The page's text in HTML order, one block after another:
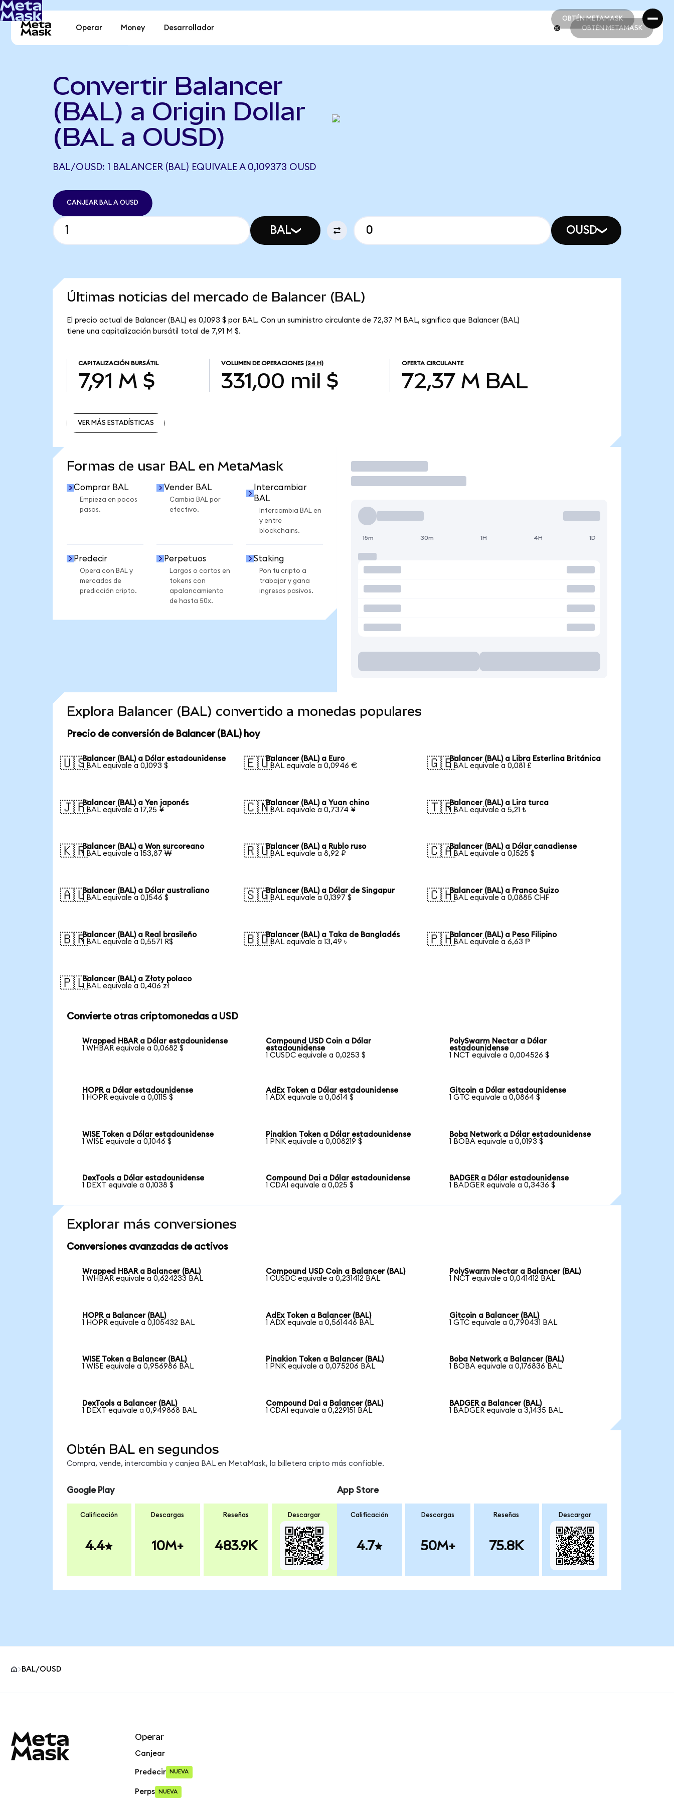
OBTÉN METAMASK
OBTÉN METAMASK
Operar Money Desarrollador OBTÉN METAMASK
Convertir Balancer
(BAL) a Origin Dollar
(BAL a OUSD)
BAL/OUSD: 1 BALANCER (BAL) EQUIVALE A 0,109373 OUSD
CANJEAR BAL A OUSD
BAL OUSD
Últimas noticias del mercado de Balancer (BAL)
El precio actual de Balancer (BAL) es 0,1093 $ por BAL. Con un suministro circulante de 72,37 M BAL, significa que Balancer (BAL)
tiene una capitalización bursátil total de 7,91 M $.
CAPITALIZACIÓN BURSÁTIL
7,91 M $
VOLUMEN DE OPERACIONES (24 H)
331,00 mil $
OFERTA CIRCULANTE
72,37 M BAL
VER MÁS ESTADÍSTICAS
Formas de usar BAL en MetaMask
Comprar BAL
Empieza en pocos
pasos.
Vender BAL
Cambia BAL por
efectivo.
Intercambiar
BAL
Intercambia BAL en
y entre
blockchains.
Predecir
Opera con BAL y
mercados de
predicción cripto.
Perpetuos
Largos o cortos en
tokens con
apalancamiento
de hasta 50x.
Staking
Pon tu cripto a
trabajar y gana
ingresos pasivos.
Operar
15m 30m 1H 4H 1D
Explora Balancer (BAL) convertido a monedas populares
Precio de conversión de Balancer (BAL) hoy
🇺🇸Balancer (BAL) a Dólar estadounidense
1 BAL equivale a 0,1093 $
🇪🇺Balancer (BAL) a Euro
1 BAL equivale a 0,0946 €
🇬🇧Balancer (BAL) a Libra Esterlina Británica
1 BAL equivale a 0,081 £
🇯🇵Balancer (BAL) a Yen japonés
1 BAL equivale a 17,25 ¥
🇨🇳Balancer (BAL) a Yuan chino
1 BAL equivale a 0,7374 ¥
🇹🇷Balancer (BAL) a Lira turca
1 BAL equivale a 5,21 ₺
🇰🇷Balancer (BAL) a Won surcoreano
1 BAL equivale a 153,87 ₩
🇷🇺Balancer (BAL) a Rublo ruso
1 BAL equivale a 8,92 ₽
🇨🇦Balancer (BAL) a Dólar canadiense
1 BAL equivale a 0,1525 $
🇦🇺Balancer (BAL) a Dólar australiano
1 BAL equivale a 0,1546 $
🇸🇬Balancer (BAL) a Dólar de Singapur
1 BAL equivale a 0,1397 $
🇨🇭Balancer (BAL) a Franco Suizo
1 BAL equivale a 0,0885 CHF
🇧🇷Balancer (BAL) a Real brasileño
1 BAL equivale a 0,5571 R$
🇧🇩Balancer (BAL) a Taka de Bangladés
1 BAL equivale a 13,49 ৳
🇵🇭Balancer (BAL) a Peso Filipino
1 BAL equivale a 6,63 ₱
🇵🇱Balancer (BAL) a Złoty polaco
1 BAL equivale a 0,406 zł
Convierte otras criptomonedas a USD
Wrapped HBAR a Dólar estadounidense
1 WHBAR equivale a 0,0682 $
Compound USD Coin a Dólar
estadounidense
1 CUSDC equivale a 0,0253 $
PolySwarm Nectar a Dólar
estadounidense
1 NCT equivale a 0,004526 $
HOPR a Dólar estadounidense
1 HOPR equivale a 0,0115 $
AdEx Token a Dólar estadounidense
1 ADX equivale a 0,0614 $
Gitcoin a Dólar estadounidense
1 GTC equivale a 0,0864 $
WISE Token a Dólar estadounidense
1 WISE equivale a 0,1046 $
Pinakion Token a Dólar estadounidense
1 PNK equivale a 0,008219 $
Boba Network a Dólar estadounidense
1 BOBA equivale a 0,0193 $
DexTools a Dólar estadounidense
1 DEXT equivale a 0,1038 $
Compound Dai a Dólar estadounidense
1 CDAI equivale a 0,025 $
BADGER a Dólar estadounidense
1 BADGER equivale a 0,3436 $
Explorar más conversiones
Conversiones avanzadas de activos
Wrapped HBAR a Balancer (BAL)
1 WHBAR equivale a 0,624233 BAL
Compound USD Coin a Balancer (BAL)
1 CUSDC equivale a 0,231412 BAL
PolySwarm Nectar a Balancer (BAL)
1 NCT equivale a 0,041412 BAL
HOPR a Balancer (BAL)
1 HOPR equivale a 0,105432 BAL
AdEx Token a Balancer (BAL)
1 ADX equivale a 0,561446 BAL
Gitcoin a Balancer (BAL)
1 GTC equivale a 0,790431 BAL
WISE Token a Balancer (BAL)
1 WISE equivale a 0,956986 BAL
Pinakion Token a Balancer (BAL)
1 PNK equivale a 0,075206 BAL
Boba Network a Balancer (BAL)
1 BOBA equivale a 0,176836 BAL
DexTools a Balancer (BAL)
1 DEXT equivale a 0,949868 BAL
Compound Dai a Balancer (BAL)
1 CDAI equivale a 0,229151 BAL
BADGER a Balancer (BAL)
1 BADGER equivale a 3,1435 BAL
Obtén BAL en segundos
Compra, vende, intercambia y canjea BAL en MetaMask, la billetera cripto más confiable.
Google Play
Calificación
4.4
Descargas
10M+
Reseñas
483.9K
Descargar
App Store
Calificación
4.7
Descargas
50M+
Reseñas
75.8K
Descargar
BAL/OUSD
Operar
Canjear
Predecir NUEVA
Perps NUEVA